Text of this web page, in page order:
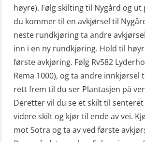
Livbåtfører
repetisjon (OSE106)
Livbåtfører sliskelivbåt
(OSE1301)
Livbåtfører
grunnleggende
Mann-Over-Bord
båt m/mørkekjøring –
(OSE114)
høyre). Følg skilting til Nygård og
du kommer til en avkjørsel til
neste rundkjøring ta andre
inn i en ny rundkjøring. Hold til
første avkjøring. Følg Rv582
Rema 1000), og ta andre innkjørsel
rett frem til du ser Plantasjen på
Deretter vil du se et skilt til
videre skilt og kjør til ende av vei.
mot Sotra og ta av ved første